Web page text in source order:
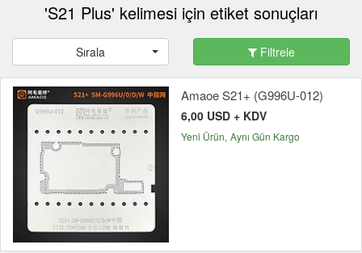
'S21 Plus' kelimesi için etiket sonuçları
Sırala Filtrele
Amaoe S21+ (G996U-012)
6,00 USD + KDV
Yeni Ürün Aynı Gün Kargo